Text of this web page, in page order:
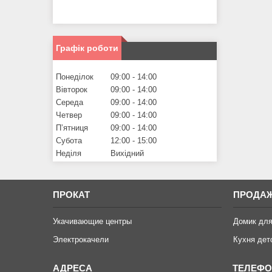
Графік роботи
Понеділок 09:00
14:00
Вівторок
09:00
14:00
Середа
09:00
14:00
Четвер
09:00
14:00
Пʼятниця
09:00
14:00
Субота
12:00
15:00
Неділя
Вихідний
ПРОКАТ
Укачивающие центры
Электрокачели
Домик
Кухня